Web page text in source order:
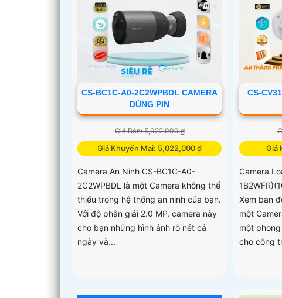
CS-BC1C-A0-2C2WPBDL CAMERA
DÙNG PIN
Giá Bán: 5,022,000 ₫
Giá Khuyến Mại: 5,022,000 ₫
Camera An Ninh CS-BC1C-A0-
2C2WPBDL là một Camera không thể
thiếu trong hệ thống an ninh của bạn.
Với độ phân giải 2.0 MP, camera này
cho bạn những hình ảnh rõ nét cả
ngày và...
CS-
Giá
Camera
Xem ban
một
một
cho công